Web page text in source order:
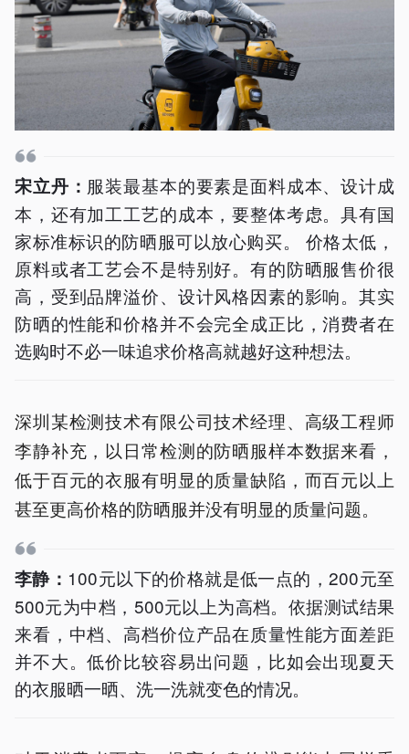
宋立丹： 服装最基本的要素是面料成本、设计成
本，还有加工工艺的成本，要整体考虑。具有国
家标准标识的防晒服可以放心购买。 价格太低，
原料或者工艺会不是特别好。有的防晒服售价很
高，受到品牌溢价、设计风格因素的影响。其实
防晒的性能和价格并不会完全成正比，消费者在
选购时不必一味追求价格高就越好这种想法。
深圳某检测技术有限公司技术经理、高级工程师
李静补充，以日常检测的防晒服样本数据来看，
低于百元的衣服有明显的质量缺陷，而百元以上
甚至更高价格的防晒服并没有明显的质量问题。
李静： 100元以下的价格就是低一点的，200元至
500元为中档，500元以上为高档。依据测试结果
来看，中档、高档价位产品在质量性能方面差距
并不大。低价比较容易出问题，比如会出现夏天
的衣服晒一晒、洗一洗就变色的情况。